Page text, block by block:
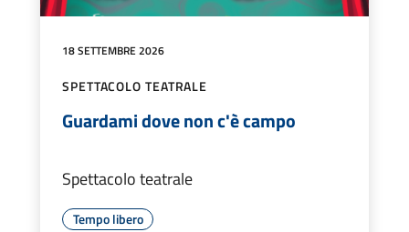
18 SETTEMBRE 2026
SPETTACOLO TEATRALE
Guardami dove non c'è campo
Spettacolo teatrale
Tempo libero